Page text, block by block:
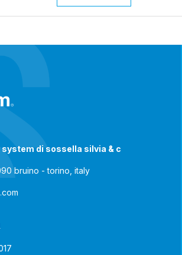
di sossella silvia & c
bruino - torino, italy